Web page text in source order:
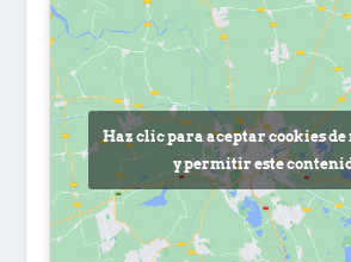
Haz clic para aceptar cookies
y permitir este